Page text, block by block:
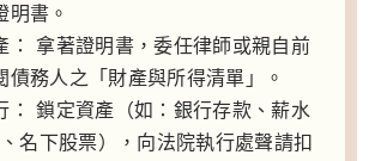
明書。
拿著證明書，委任律師或親自前
債務人之「財產與所得清單」。
鎖定資產（如：銀行存款、薪水
名下股票），向法院執行處聲請扣